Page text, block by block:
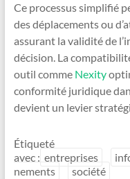
Ce processus simplifié
des déplacements ou
assurant la validité de
décision. La
outil comme Nexity
conformité juridique
devient un levier
Étiqueté
avec : entreprises
nements
société